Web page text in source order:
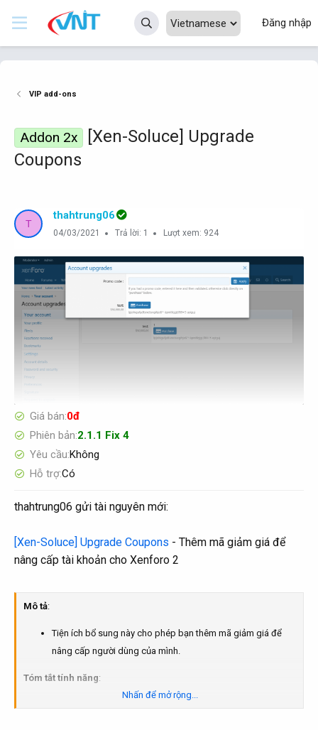
Đăng nhập
VIP add-ons
Addon 2x
[Xen-Soluce] Upgrade
Coupons
T
thahtrung06
04/03/2021 Trả lời: 1 Lượt xem: 924
Giá bán 0đ
Phiên bản 2.1.1 Fix 4
Yêu cầu Không
Hỗ trợCó
thahtrung06 gửi tài nguyên mới:
[Xen-Soluce] Upgrade Coupons - Thêm mã giảm giá để
nâng cấp tài khoản cho Xenforo 2
Mô tả:
Tiện ích bổ sung này cho phép bạn thêm mã giảm giá để
nâng cấp người dùng của mình.
Tóm tắt tính năng:
Nhấn để mở rộng...